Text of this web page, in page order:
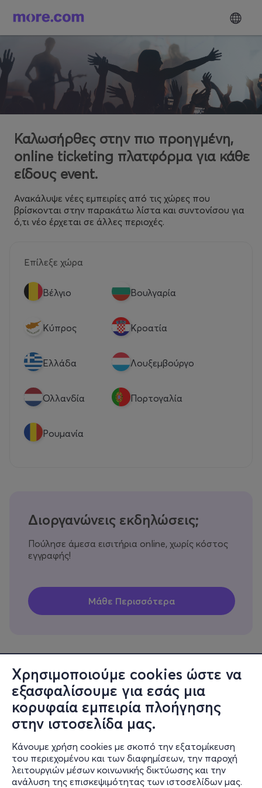
Χρησιμοποιούμε cookies ώστε να
εξασφαλίσουμε για εσάς μια
κορυφαία εμπειρία πλοήγησης
στην ιστοσελίδα μας.
Κάνουμε χρήση cookies με σκοπό την εξατομίκευση
του περιεχομένου και των διαφημίσεων, την παροχή
λειτουργιών μέσων κοινωνικής δικτύωσης και την
ανάλυση της επισκεψιμότητας των ιστοσελίδων μας.
Καλωσήρθες στην πιο προηγμένη,
online ticketing πλατφόρμα για κάθε
είδους event.
Ανακάλυψε νέες εμπειρίες από τις χώρες που
βρίσκονται στην παρακάτω λίστα και συντονίσου για
ό,τι νέο έρχεται σε άλλες περιοχές.
Επίλεξε χώρα
Βέλγιο Βουλγαρία
Κύπρος Κροατία
Eλλάδα Λουξεμβούργο
Ολλανδία Πορτογαλία
Ρουμανία
Διοργανώνεις εκδηλώσεις;
Πούλησε άμεσα εισιτήρια online, χωρίς κόστος
εγγραφής!
Πληροφορίες
Υποστήριξη
Stay Connected